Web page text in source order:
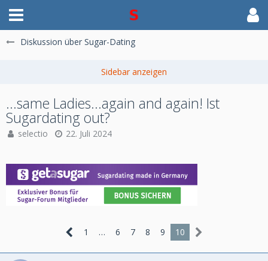
Diskussion über Sugar-Dating
...same Ladies...again and again! Ist
Sugardating out?
selectio 22. Juli 2024
1 … 6 7 8 9 10